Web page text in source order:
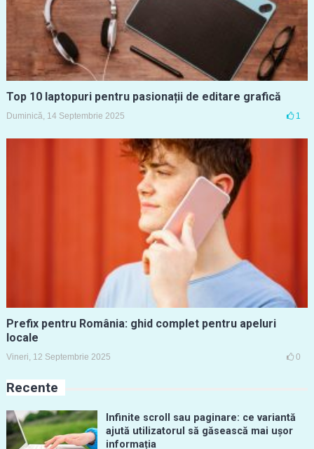
Top 10 laptopuri pentru pasionații de editare grafică
Duminică, 14 Septembrie 2025 1
Prefix pentru România: ghid complet pentru apeluri
locale
Vineri, 12 Septembrie 2025 0
Recente
Infinite scroll sau paginare: ce variantă
ajută utilizatorul să găsească mai ușor
informația